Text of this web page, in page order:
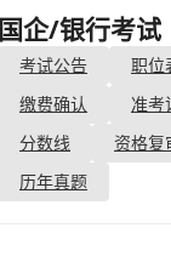
成绩查询
分数线
资格复审
面试补录
历年真题
企/银行考试
考试公告 职位
缴费确认
准考
分数线
资格复
历年真题